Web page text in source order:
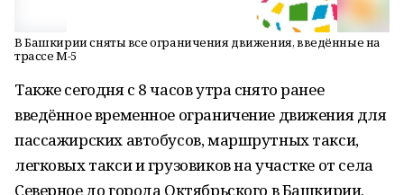
В Башкирии сняты все ограничения движения, введённые на
трассе М-5
Также сегодня с 8 часов утра снято ранее
введённое временное ограничение движения для
пассажирских автобусов, маршрутных такси,
легковых такси и грузовиков на участке от села
Северное до города Октябрьского в Башкирии.